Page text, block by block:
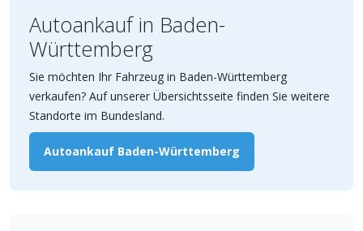
Autoankauf in Baden-
Württemberg
Sie möchten Ihr Fahrzeug in Baden-Württemberg
verkaufen? Auf unserer Übersichtsseite finden Sie weitere
Standorte im Bundesland.
Autoankauf Baden-Württemberg